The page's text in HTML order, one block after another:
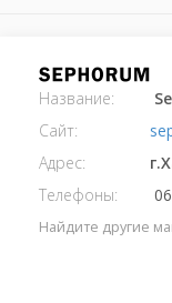
Название:
Сайт:
Адрес:
Телефоны:
Найдите другие